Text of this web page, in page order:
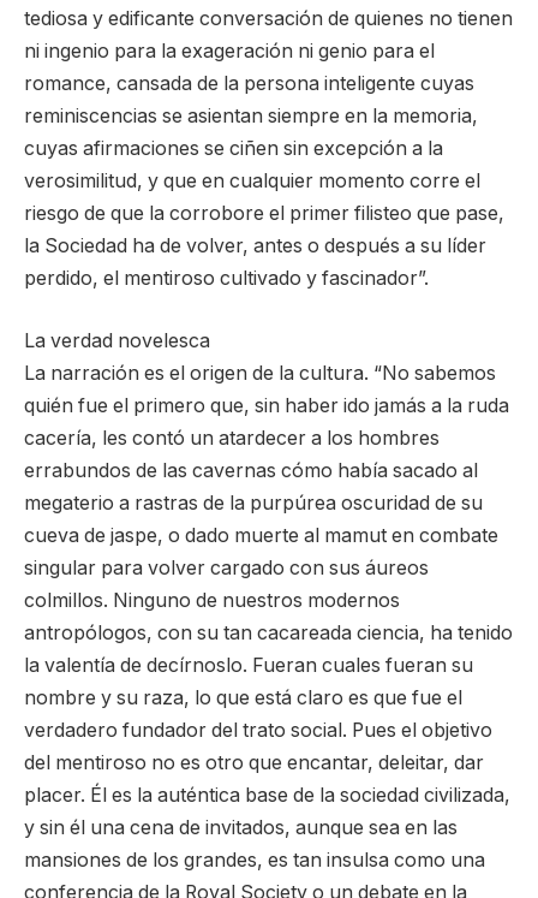
tediosa y edificante conversación de quienes no tienen
ni ingenio para la exageración ni genio para el
romance, cansada de la persona inteligente cuyas
reminiscencias se asientan siempre en la memoria,
cuyas afirmaciones se ciñen sin excepción a la
verosimilitud, y que en cualquier momento corre el
riesgo de que la corrobore el primer filisteo que pase,
la Sociedad ha de volver, antes o después a su líder
perdido, el mentiroso cultivado y fascinador”.
La verdad novelesca
La narración es el origen de la cultura. “No sabemos
quién fue el primero que, sin haber ido jamás a la ruda
cacería, les contó un atardecer a los hombres
errabundos de las cavernas cómo había sacado al
megaterio a rastras de la purpúrea oscuridad de su
cueva de jaspe, o dado muerte al mamut en combate
singular para volver cargado con sus áureos
colmillos. Ninguno de nuestros modernos
antropólogos, con su tan cacareada ciencia, ha tenido
la valentía de decírnoslo. Fueran cuales fueran su
nombre y su raza, lo que está claro es que fue el
verdadero fundador del trato social. Pues el objetivo
del mentiroso no es otro que encantar, deleitar, dar
placer. Él es la auténtica base de la sociedad civilizada,
y sin él una cena de invitados, aunque sea en las
mansiones de los grandes, es tan insulsa como una
conferencia de la Royal Society o un debate en la